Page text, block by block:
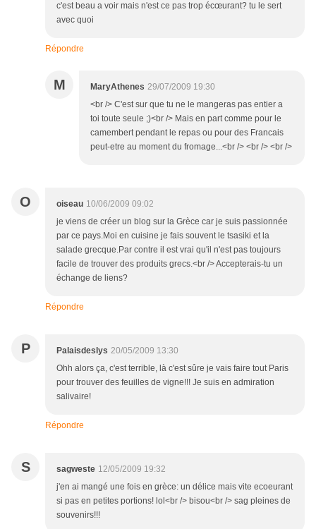
c'est beau a voir mais n'est ce pas trop écœurant? tu le sert
avec quoi
Répondre
M MaryAthenes 29/07/2009 19:30
<br /> C'est sur que tu ne le mangeras pas entier a
toi toute seule ;)<br /> Mais en part comme pour le
camembert pendant le repas ou pour des Francais
peut-etre au moment du fromage...<br /> <br /> <br />
O oiseau 10/06/2009 09:02
je viens de créer un blog sur la Grèce car je suis passionnée
par ce pays.Moi en cuisine je fais souvent le tsasiki et la
salade grecque.Par contre il est vrai qu'il n'est pas toujours
facile de trouver des produits grecs.<br /> Accepterais-tu un
échange de liens?
Répondre
P Palaisdeslys 20/05/2009 13:30
Ohh alors ça, c'est terrible, là c'est sûre je vais faire tout Paris
pour trouver des feuilles de vigne!!! Je suis en admiration
salivaire!
Répondre
S sagweste 12/05/2009 19:32
j'en ai mangé une fois en grèce: un délice mais vite ecoeurant
si pas en petites portions! lol<br /> bisou<br /> sag pleines de
souvenirs!!!